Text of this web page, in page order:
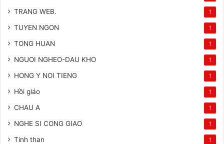
TRANG WEB. 1
TUYEN NGON 1
TONG HUAN 1
NGUOI NGHEO-DAU KHO 1
HONG Y NOI TIENG 1
Hồi giáo 1
CHAU A 1
NGHE SI CONG GIAO 1
Tinh than 1